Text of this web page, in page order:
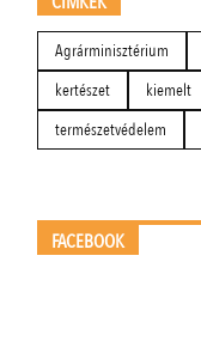
Agrárminisztérium
kertészet
kiemelt
természetvédelem
FACEBOOK